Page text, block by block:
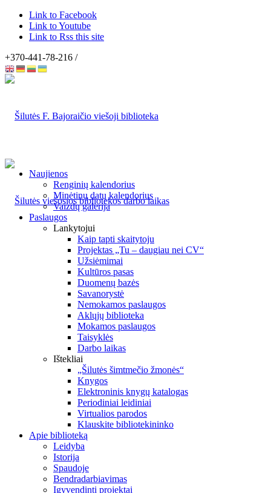
Link to Facebook
Link to Youtube
Link to Rss this site
+370-441-78-216 /
Naujienos
Renginių kalendorius
Minėtinų datų kalendorius
Vaizdų galerija
Paslaugos
Lankytojui
Kaip tapti skaitytoju
Projektas „Tu – daugiau nei CV“
Užsiėmimai
Kultūros pasas
Duomenų bazės
Savanorystė
Nemokamos paslaugos
Aklųjų biblioteka
Mokamos paslaugos
Taisyklės
Darbo laikas
Ištekliai
„Šilutės šimtmečio žmonės“
Knygos
Elektroninis knygų katalogas
Periodiniai leidiniai
Virtualios parodos
Klauskite bibliotekininko
Apie biblioteką
Leidyba
Istorija
Spaudoje
Bendradarbiavimas
Įgyvendinti projektai